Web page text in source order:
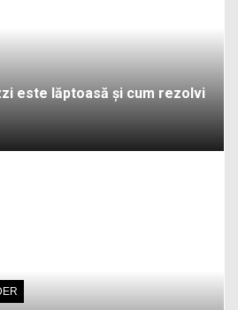
este lăptoasă și cum rezolvi